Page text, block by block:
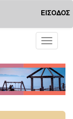
ΕΙΣΟΔΟΣ
Toggle